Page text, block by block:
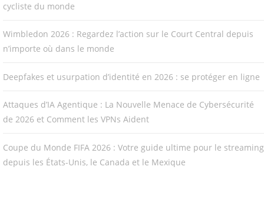
cycliste du monde
Wimbledon 2026 : Regardez l’action sur le Court Central depuis
n’importe où dans le monde
Deepfakes et usurpation d’identité en 2026 : se protéger en ligne
Attaques d’IA Agentique : La Nouvelle Menace de Cybersécurité
de 2026 et Comment les VPNs Aident
Coupe du Monde FIFA 2026 : Votre guide ultime pour le streaming
depuis les États-Unis, le Canada et le Mexique